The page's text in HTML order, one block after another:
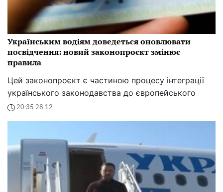
Українським водіям доведеться оновлювати
посвідчення: новий законопроєкт змінює
правила
Цей законопроєкт є частиною процесу інтеграції
українського законодавства до європейського
20:35 28.12